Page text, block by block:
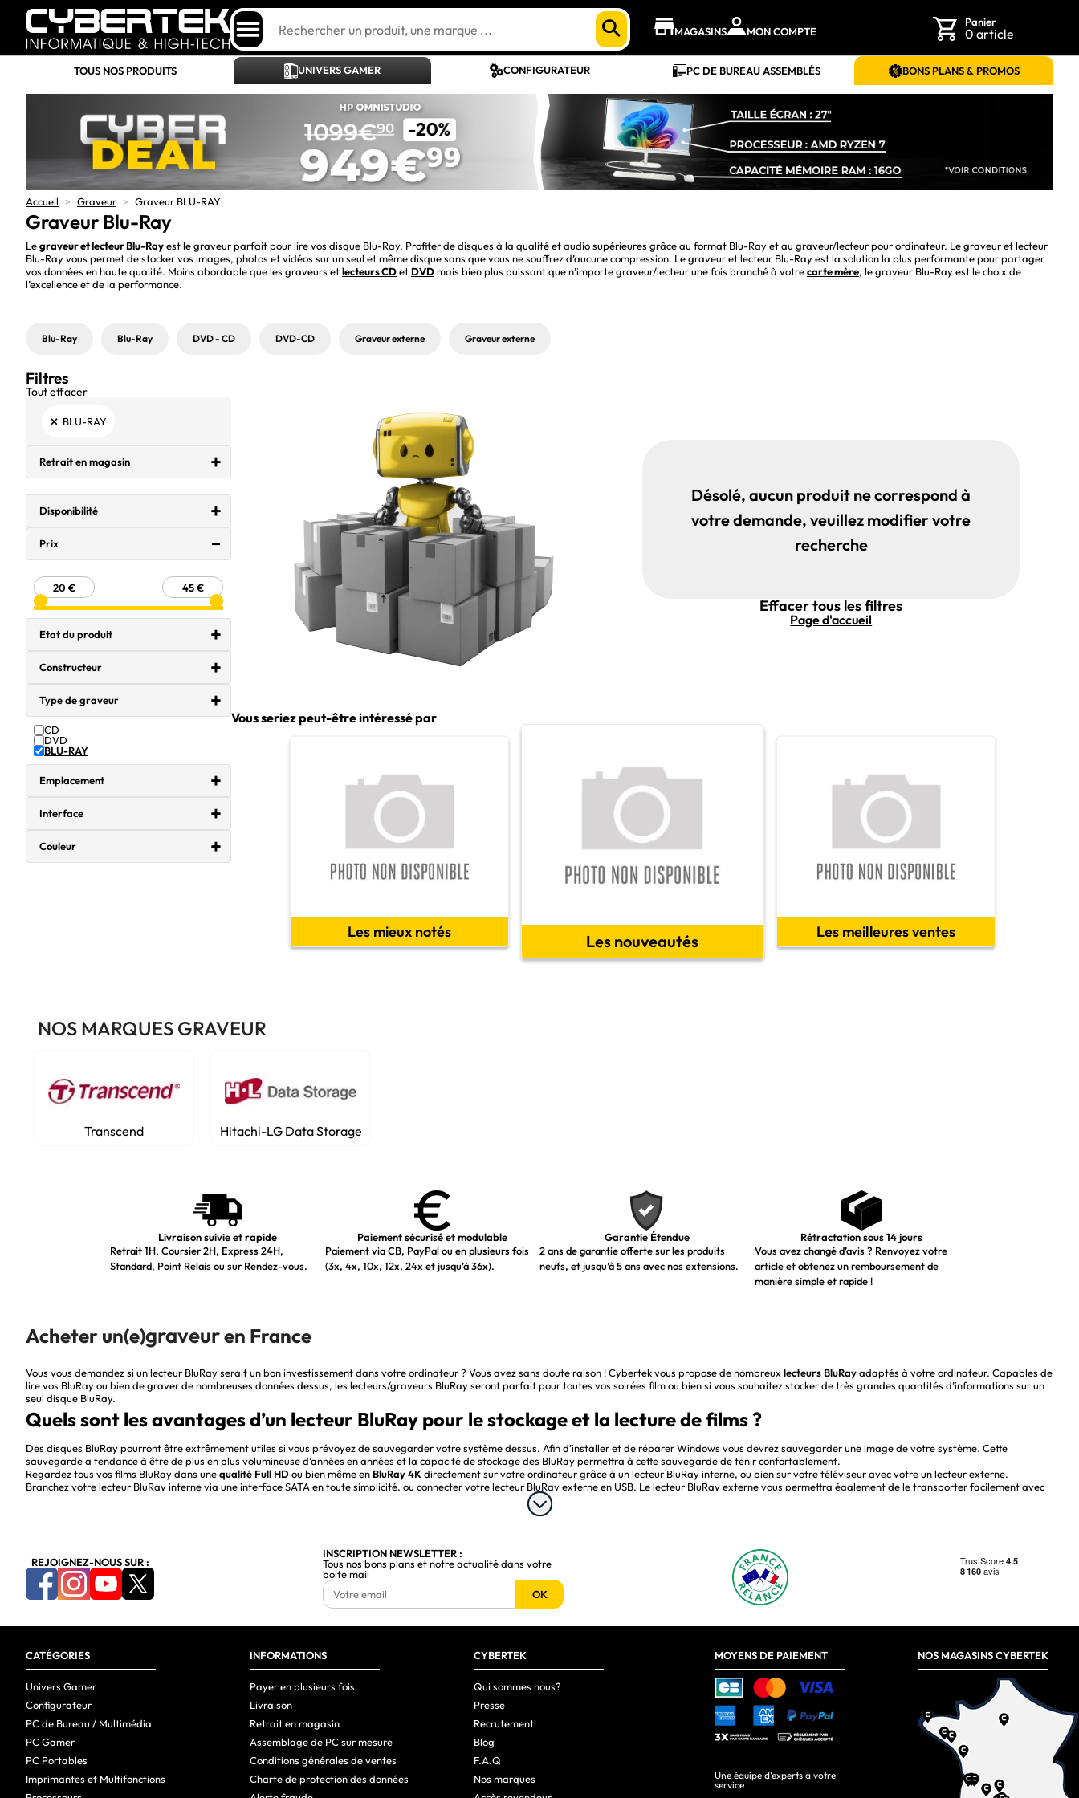
MAGASINS MON COMPTE
Panier
0 article
TOUS NOS PRODUITS UNIVERS GAMER CONFIGURATEUR PC DE BUREAU ASSEMBLÉS BONS PLANS & PROMOS
Accueil > Graveur > Graveur BLU-RAY
Graveur Blu-Ray
Le graveur et lecteur Blu-Ray est le graveur parfait pour lire vos disque Blu-Ray. Profiter de disques à la qualité et audio supérieures grâce au format Blu-Ray et au graveur/lecteur pour ordinateur. Le graveur et lecteur
Blu-Ray vous permet de stocker vos images, photos et vidéos sur un seul et même disque sans que vous ne souffrez d’aucune compression. Le graveur et lecteur Blu-Ray est la solution la plus performante pour partager
vos données en haute qualité. Moins abordable que les graveurs et lecteurs CD et DVD mais bien plus puissant que n’importe graveur/lecteur une fois branché à votre carte mère, le graveur Blu-Ray est le choix de
l’excellence et de la performance.
Blu-Ray Blu-Ray DVD - CD DVD-CD Graveur externe Graveur externe
Filtres
Tout effacer
× BLU-RAY
Retrait en magasin
Disponibilité
Prix
Etat du produit
Constructeur
Type de graveur
CD
DVD
BLU-RAY
Emplacement
Interface
Couleur
Désolé, aucun produit ne correspond à
votre demande, veuillez modifier votre
recherche
Effacer tous les filtres
Page d'accueil
Vous seriez peut-être intéressé par
Les mieux notés Les nouveautés Les meilleures ventes
NOS MARQUES GRAVEUR
Transcend Hitachi-LG Data Storage
Livraison suivie et rapide
Retrait 1H, Coursier 2H, Express 24H,
Standard, Point Relais ou sur Rendez-vous.
Paiement sécurisé et modulable
Paiement via CB, PayPal ou en plusieurs fois
(3x, 4x, 10x, 12x, 24x et jusqu’à 36x).
Garantie Étendue
2 ans de garantie offerte sur les produits
neufs, et jusqu’à 5 ans avec nos extensions.
Rétractation sous 14 jours
Vous avez changé d’avis ? Renvoyez votre
article et obtenez un remboursement de
manière simple et rapide !
Acheter un(e)graveuren France
Vous vous demandez si un lecteur BluRay serait un bon investissement dans votre ordinateur ? Vous avez sans doute raison ! Cybertek vous propose de nombreux lecteurs BluRayadaptés à votreordinateur. Capables de
lire vos BluRay ou bien de graver de nombreuses données dessus, les lecteurs/graveurs BluRay seront parfait pour toutes vos soirées film ou bien si vous souhaitez stocker de très grandes quantités d’informations sur un
seul disque BluRay.
Quels sont les avantages d’un lecteur BluRay pour le stockage et la lecture de films ?
Des disques BluRay pourront être extrêmement utiles si vous prévoyez de sauvegarder votre système dessus. Afin d’installer et de réparer Windows vous devrez sauvegarder une image de votre système. Cette
sauvegarde a tendance à être de plus en plus volumineuse d’années en années et la capacité de stockage des BluRay permettra à cette sauvegarde de tenir confortablement.
Regardez tous vos films BluRay dans unequalité Full HDou bien même en BluRay 4Kdirectement sur votre ordinateur grâce à un lecteur BluRay interne, ou bien sur votre téléviseur avec votre un lecteur externe.
Branchez votre lecteur BluRay interne via une interface SATA en toute simplicité, ou connecter votre lecteur BluRay externe en USB. Le lecteur BluRay externe vous permettra également de le transporter facilement avec
disque optique BluRay
Découvrez notre Top 5, mettant en avant les produits préférés de nos clients. Chaque article listé représente l'excellence dans son domaine et a conquis le cœur de notre clientèle par sa qualité et performance inégalées.
TOP 5 Graveur Blu-Ray
Produit Type Marque
Prix
GP60NW60
Hitachi-LG Data Storage
REJOIGNEZ-NOUS SUR :
INSCRIPTION NEWSLETTER :
Tous nos bons plans et notre actualité dans votre
boite mail
OK
CATÉGORIES
Univers Gamer
Configurateur
PC de Bureau / Multimédia
PC Gamer
PC Portables
Imprimantes et Multifonctions
INFORMATIONS
Payer en plusieurs fois
Livraison
Retrait en magasin
Assemblage de PC sur mesure
Conditions générales de ventes
Charte de protection des données
CYBERTEK
Qui sommes nous?
Presse
Recrutement
Blog
F.A.Q
Nos marques
MOYENS DE PAIEMENT
Une équipe d'experts à votre
service
NOS MAGASINS CYBERTEK